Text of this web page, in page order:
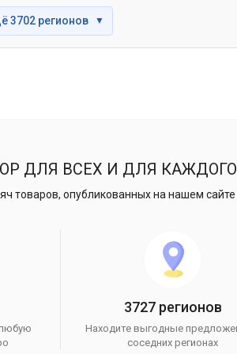
3702 регионов ▼
ДЛЯ ВСЕХ И ДЛЯ
товаров, опубликованных на нашем сайте
3727 регионов
Находите выгодные
соседних регионах